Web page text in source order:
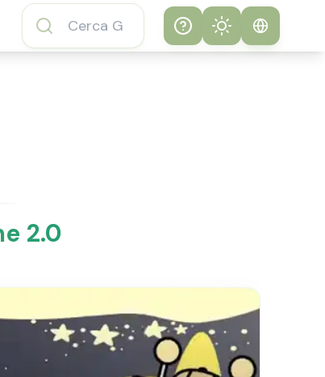
Help
Informazioni sul
Surfers
Funzionalità del
Gioco Subway
Theme
2.0